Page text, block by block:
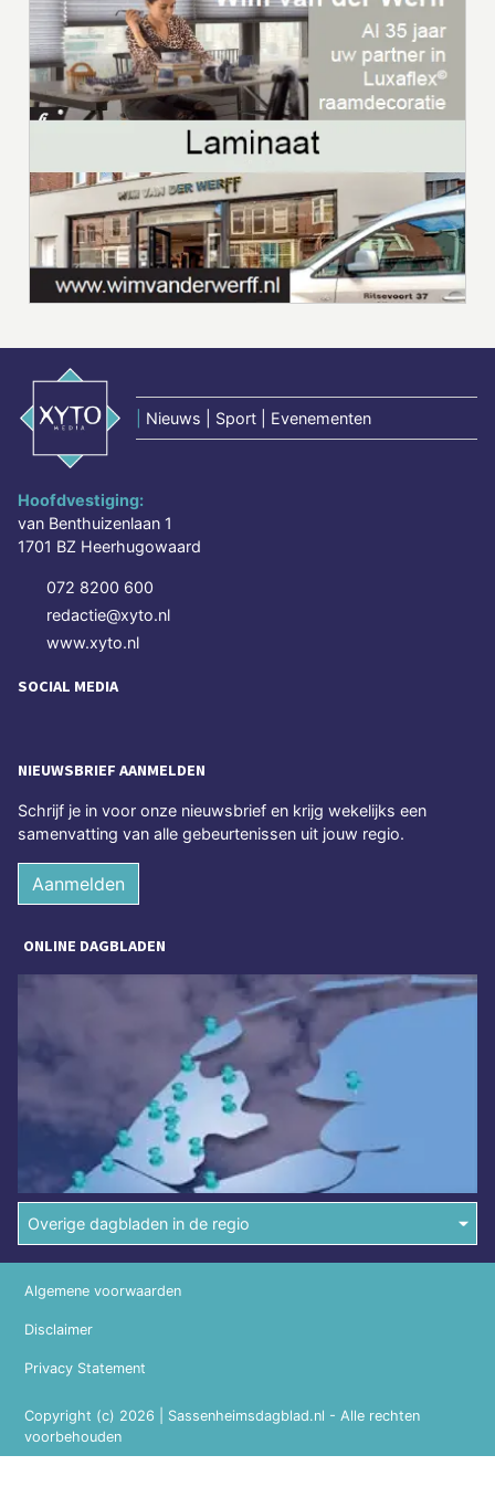
Nieuws | Sport | Evenementen
Hoofdvestiging:
van Benthuizenlaan 1
1701 BZ Heerhugowaard
072 8200 600
redactie@xyto.nl
www.xyto.nl
SOCIAL MEDIA
NIEUWSBRIEF AANMELDEN
Schrijf je in voor onze nieuwsbrief en krijg wekelijks een
samenvatting van alle gebeurtenissen uit jouw regio.
Aanmelden
ONLINE DAGBLADEN
Overige dagbladen in de regio
Copyright (c) 2026 | Sassenheimsdagblad.nl - Alle rechten
voorbehouden
Algemene voorwaarden
Disclaimer
Privacy Statement